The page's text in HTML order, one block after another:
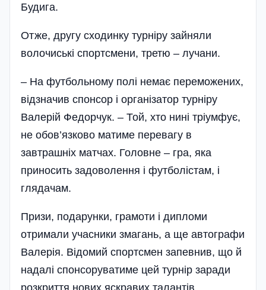
Будига.
Отже, другу сходинку турніру зайняли
волочиські спортсмени, третю – лучани.
– На футбольному полі немає переможених,
відзначив спонсор і організатор турніру
Валерій Федорчук. – Той, хто нині тріумфує,
не обов’язково матиме перевагу в
завтрашніх матчах. Головне – гра, яка
приносить задоволення і футболістам, і
глядачам.
Призи, подарунки, грамоти і дипломи
отримали учасники змагань, а ще автографи
Валерія. Відомий спортсмен запевнив, що й
надалі спонсоруватиме цей турнір заради
розкриття нових яскравих талантів.